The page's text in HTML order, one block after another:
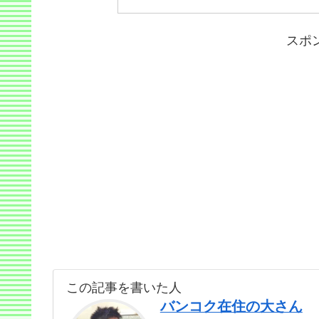
スポ
この記事を書いた人
バンコク在住の大さん